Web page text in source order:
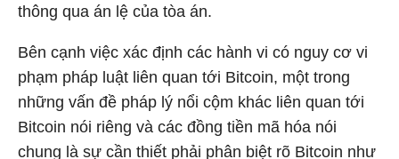
thông qua án lệ của tòa án.
Bên cạnh việc xác định các hành vi có nguy cơ vi
phạm pháp luật liên quan tới Bitcoin, một trong
những vấn đề pháp lý nổi cộm khác liên quan tới
Bitcoin nói riêng và các đồng tiền mã hóa nói
chung là sự cần thiết phải phân biệt rõ Bitcoin như